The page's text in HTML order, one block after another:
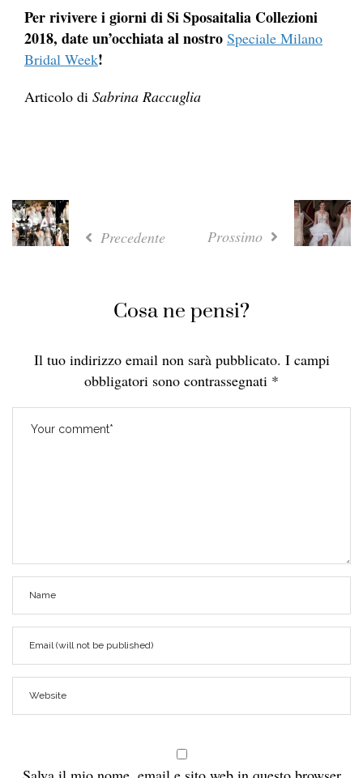
Per rivivere i giorni di Si Sposaitalia Collezioni
2018, date un’occhiata al nostro Speciale Milano
Bridal Week!
Articolo di Sabrina Raccuglia
Precedente Prossimo
Cosa ne pensi?
Il tuo indirizzo email non sarà pubblicato. I campi
obbligatori sono contrassegnati *